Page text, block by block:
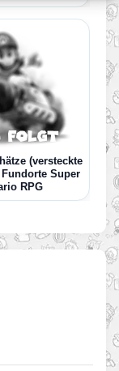
(versteckte
Super
RPG